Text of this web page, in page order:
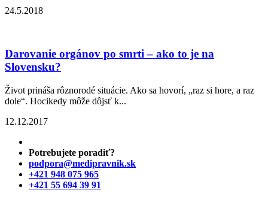
24.5.2018
Darovanie orgánov po smrti – ako to je na
Slovensku?
Život prináša rôznorodé situácie. Ako sa hovorí, „raz si hore, a raz
dole“. Hocikedy môže dôjsť k...
12.12.2017
Potrebujete poradiť?
podpora@medipravnik.sk
+421 948 075 965
+421 55 694 39 91